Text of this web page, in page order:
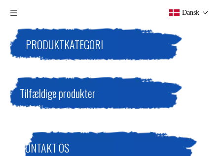
Dansk
PRODUKTKATEGORI
Tilfældige produkter
KONTAKT OS